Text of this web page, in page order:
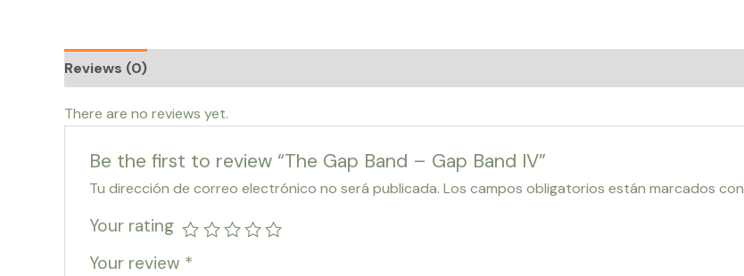
Reviews (0)
There are no reviews yet.
Be the first to review “The Gap Band – Gap Band IV”
Tu dirección de correo electrónico no será publicada. Los campos obligatorios están marcados con
Your rating
Your review *